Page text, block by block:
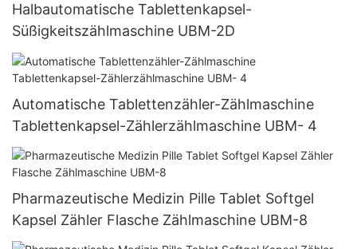
Halbautomatische Tablettenkapsel-
Süßigkeitszählmaschine UBM-2D
Automatische Tablettenzähler-Zählmaschine
Tablettenkapsel-Zählerzählmaschine UBM- 4
Pharmazeutische Medizin Pille Tablet Softgel
Kapsel Zähler Flasche Zählmaschine UBM-8